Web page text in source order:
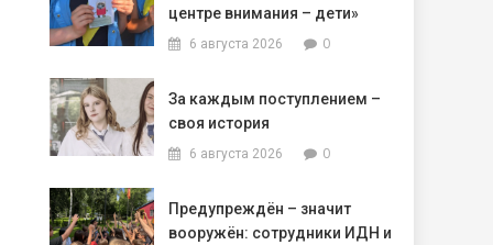
центре внимания – дети»
6 августа 2026 0
За каждым поступлением –
своя история
6 августа 2026 0
Предупреждён – значит
вооружён: сотрудники ИДН и